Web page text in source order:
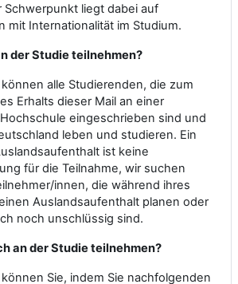
Schwerpunkt liegt dabei auf
mit Internationalität im Studium.
der Studie teilnehmen?
alle Studierenden, die zum
Erhalts dieser Mail an einer
eingeschrieben sind und
leben und studieren. Ein
ist keine
für die Teilnahme, wir suchen
innen, die während ihres
Auslandsaufenthalt planen oder
noch unschlüssig sind.
an der Studie teilnehmen?
Sie, indem Sie nachfolgenden